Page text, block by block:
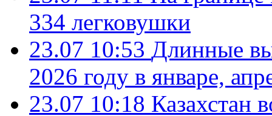
334 легковушки
23.07 10:53 Длинные
2026 году в январе,
23.07 10:18 Казахстан